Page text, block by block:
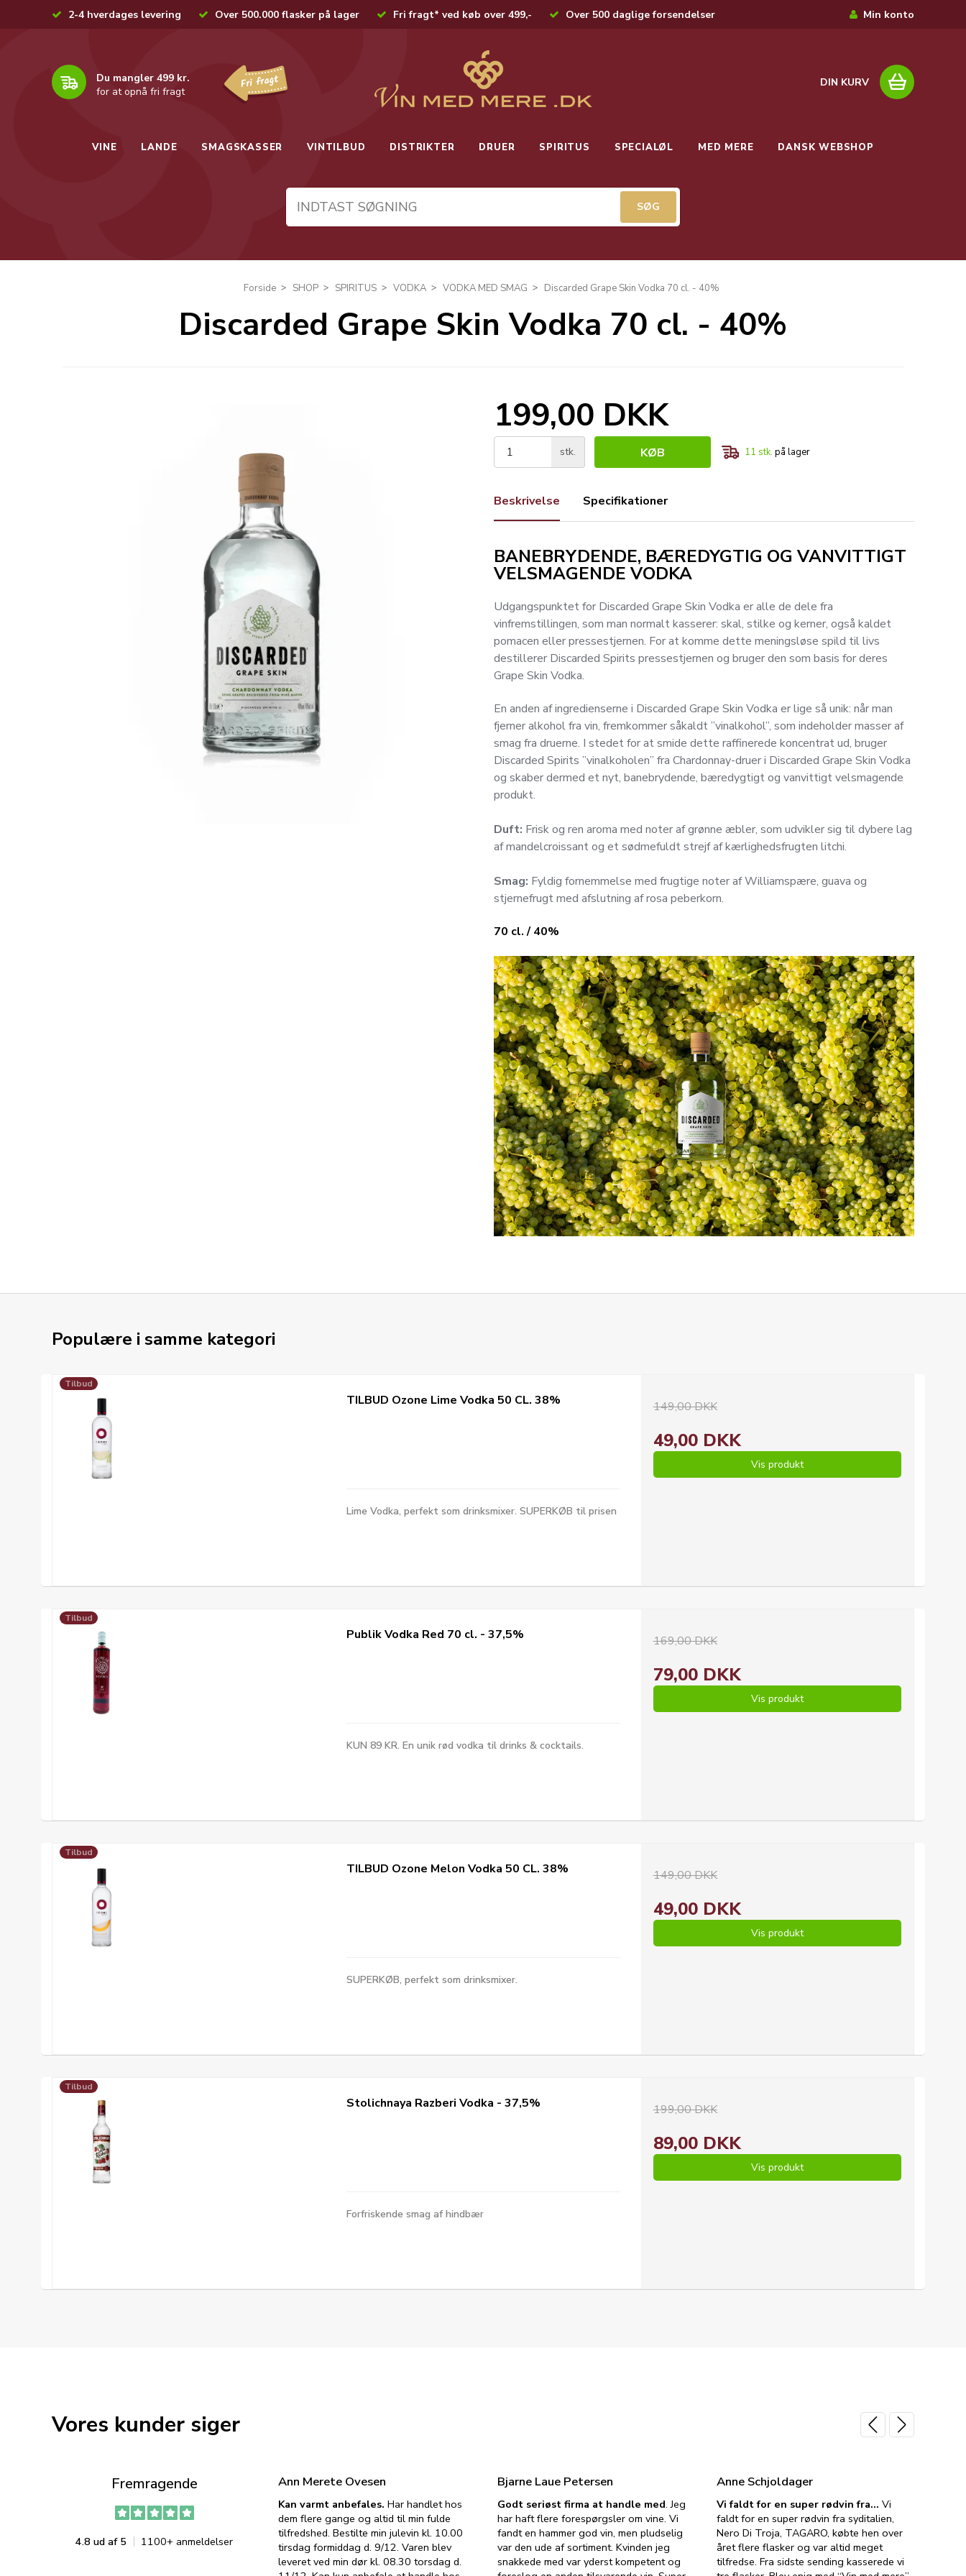
2-4 hverdages levering Over 500.000 flasker på lager Fri fragt* ved køb over 499,- Over 500 daglige forsendelser Min konto
Du mangler 499 kr.
for at opnå fri fragt
DIN KURV
VINE LANDE SMAGSKASSER VINTILBUD DISTRIKTER DRUER SPIRITUS SPECIALØL MED MERE DANSK WEBSHOP
Forside SHOP SPIRITUS VODKA VODKA MED SMAG Discarded Grape Skin Vodka 70 cl. - 40%
Discarded Grape Skin Vodka 70 cl. - 40%
199,00 DKK
stk. KØB 11 stk. på lager
Beskrivelse Specifikationer
BANEBRYDENDE, BÆREDYGTIG OG VANVITTIGT
VELSMAGENDE VODKA
Udgangspunktet for Discarded Grape Skin Vodka er alle de dele fra
vinfremstillingen, som man normalt kasserer: skal, stilke og kerner, også kaldet
pomacen eller pressestjernen. For at komme dette meningsløse spild til livs
destillerer Discarded Spirits pressestjernen og bruger den som basis for deres
Grape Skin Vodka.
En anden af ingredienserne i Discarded Grape Skin Vodka er lige så unik: når man
fjerner alkohol fra vin, fremkommer såkaldt ”vinalkohol”, som indeholder masser af
smag fra druerne. I stedet for at smide dette raffinerede koncentrat ud, bruger
Discarded Spirits ”vinalkoholen” fra Chardonnay-druer i Discarded Grape Skin Vodka
og skaber dermed et nyt, banebrydende, bæredygtigt og vanvittigt velsmagende
produkt.
Duft: Frisk og ren aroma med noter af grønne æbler, som udvikler sig til dybere lag
af mandelcroissant og et sødmefuldt strejf af kærlighedsfrugten litchi.
Smag: Fyldig fornemmelse med frugtige noter af Williamspære, guava og
stjernefrugt med afslutning af rosa peberkorn.
70 cl. / 40%
Populære i samme kategori
Tilbud
TILBUD Ozone Lime Vodka 50 CL. 38%
Lime Vodka, perfekt som drinksmixer. SUPERKØB til prisen
149,00 DKK
49,00 DKK
Vis produkt
Tilbud
Publik Vodka Red 70 cl. - 37,5%
KUN 89 KR. En unik rød vodka til drinks & cocktails.
169,00 DKK
79,00 DKK
Vis produkt
Tilbud
TILBUD Ozone Melon Vodka 50 CL. 38%
SUPERKØB, perfekt som drinksmixer.
149,00 DKK
49,00 DKK
Vis produkt
Tilbud
Stolichnaya Razberi Vodka - 37,5%
Forfriskende smag af hindbær
199,00 DKK
89,00 DKK
Vis produkt
Vores kunder siger
Fremragende
4.8 ud af 5 1100+ anmeldelser
Ann Merete Ovesen
Kan varmt anbefales. Har handlet hos
dem flere gange og altid til min fulde
tilfredshed. Bestilte min julevin kl. 10.00
tirsdag formiddag d. 9/12. Varen blev
leveret ved min dør kl. 08.30 torsdag d.
Bjarne Laue Petersen
Godt seriøst firma at handle med. Jeg
har haft flere forespørgsler om vine. Vi
fandt en hammer god vin, men pludselig
var den ude af sortiment. Kvinden jeg
snakkede med var yderst kompetent og
Anne Schjoldager
Vi faldt for en super rødvin fra… Vi
faldt for en super rødvin fra syditalien,
Nero Di Troja, TAGARO, købte hen over
året flere flasker og var altid meget
tilfredse. Fra sidste sending kasserede vi